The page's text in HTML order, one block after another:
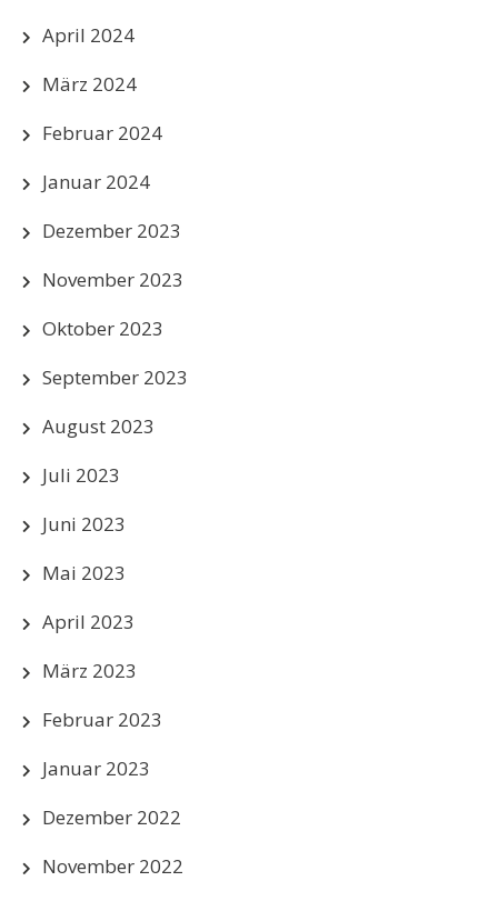
April 2024
März 2024
Februar 2024
Januar 2024
Dezember 2023
November 2023
Oktober 2023
September 2023
August 2023
Juli 2023
Juni 2023
Mai 2023
April 2023
März 2023
Februar 2023
Januar 2023
Dezember 2022
November 2022